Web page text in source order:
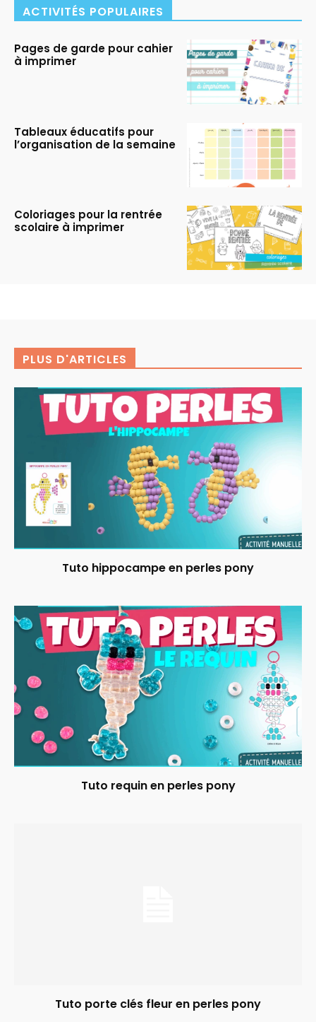
ACTIVITÉS POPULAIRES
Pages de garde pour cahier
à imprimer
Tableaux éducatifs pour
l’organisation de la semaine
Coloriages pour la rentrée
scolaire à imprimer
PLUS D'ARTICLES
Tuto hippocampe en perles pony
Tuto requin en perles pony
Tuto porte clés fleur en perles pony